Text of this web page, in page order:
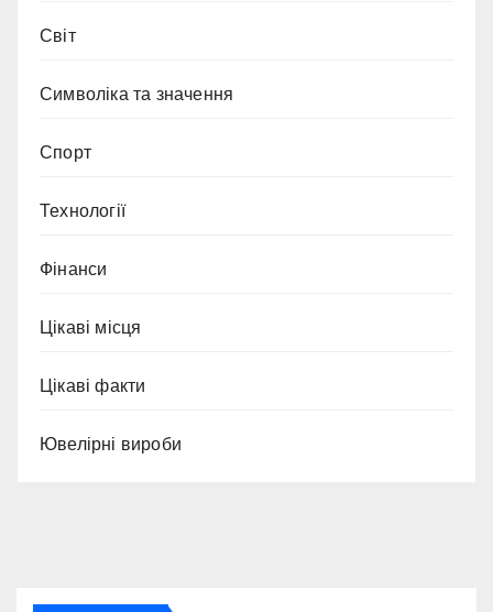
Світ
Символіка та значення
Спорт
Технології
Фінанси
Цікаві місця
Цікаві факти
Ювелірні вироби